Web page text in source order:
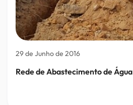
29 de Junho de 2016
Rede de Abastecimento de Água